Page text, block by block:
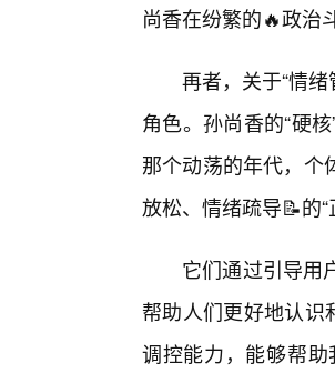
尚香在纷繁的🔥政治
再者，关于“情
角色。孙尚香的“硬
那个动荡的年代，个
放松、情绪疏导📝的
它们通过引导用
帮助人们更好地认识
调控能力，能够帮